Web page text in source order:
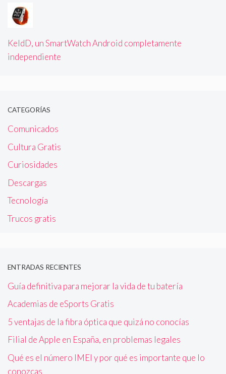
KeldD, un SmartWatch Android completamente
independiente
CATEGORÍAS
Comunicados
Cultura Gratis
Curiosidades
Descargas
Tecnología
Trucos gratis
ENTRADAS RECIENTES
Guía definitiva para mejorar la vida de tu batería
Academias de eSports Gratis
5 ventajas de la fibra óptica que quizá no conocías
Filial de Apple en España, en problemas legales
Qué es el número IMEI y por qué es importante que lo
conozcas